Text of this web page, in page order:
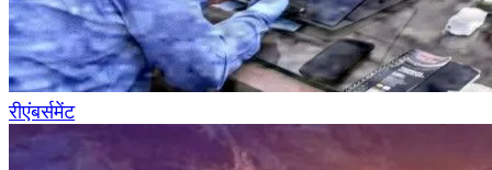
रीएंबर्समेंट